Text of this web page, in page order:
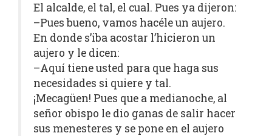
El alcalde, el tal, el cual. Pues ya dijeron:
–Pues bueno, vamos hacéle un aujero.
En donde s’iba acostar l’hicieron un
aujero y le dicen:
–Aquí tiene usted para que haga sus
necesidades si quiere y tal.
¡Mecagüen! Pues que a medianoche, al
señor obispo le dio ganas de salir hacer
sus menesteres y se pone en el aujero